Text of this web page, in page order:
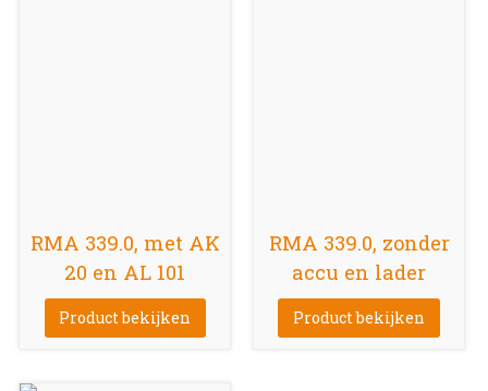
RMA 339.0, met AK
20 en AL 101
Product bekijken
RMA 339.0, zonder
accu en lader
Product bekijken